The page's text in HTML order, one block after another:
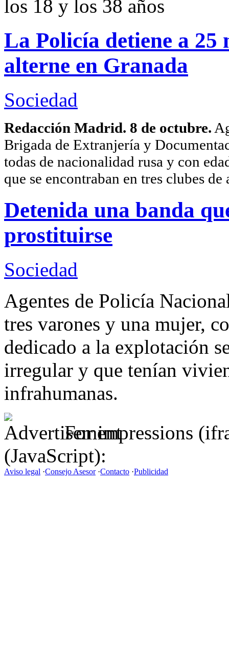
los 18 y los 38 años
La Policía detiene a 25
alterne en Granada
Sociedad
Redacción Madrid. 8 de octubre.
Brigada de Extranjería y
todas de nacionalidad rusa y con
que se encontraban en tres clubes
Detenida una banda
prostituirse
Sociedad
Agentes de Policía
tres varones y una mujer,
dedicado a la explotación
irregular y que tenían
infrahumanas.
For impressions
(JavaScript):
Aviso legal ·Consejo Asesor·Contacto ·Publicidad